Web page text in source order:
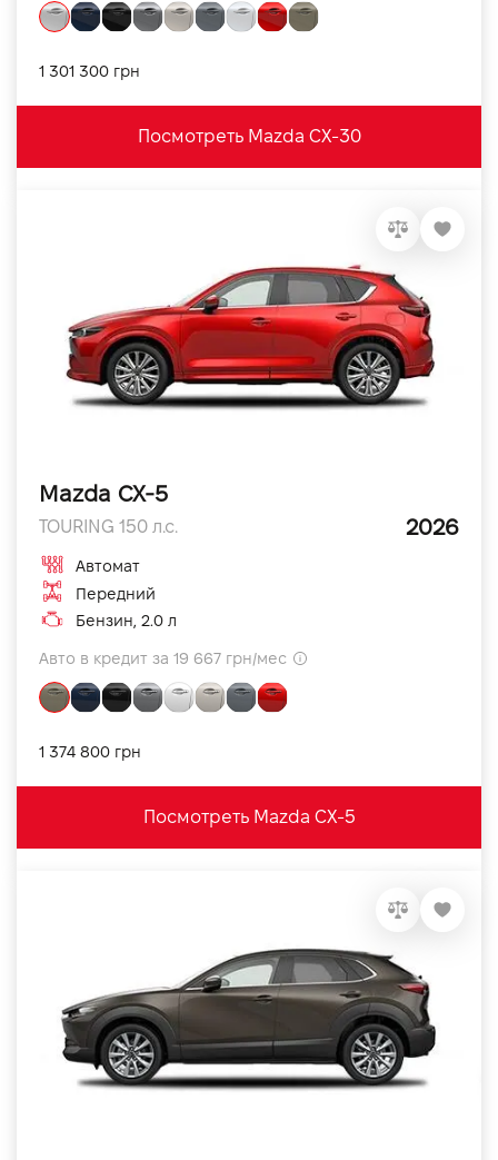
1 301 300 грн
Посмотреть Mazda CX-30
Mazda CX-5
TOURING 150 л.с. 2026
Автомат
Передний
Бензин, 2.0 л
Авто в кредит за 19 667 грн/мес
1 374 800 грн
Посмотреть Mazda CX-5